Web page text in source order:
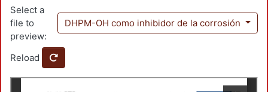
Select a
file to
preview:
DHPM-OH como inhibidor de la corrosión
Reload